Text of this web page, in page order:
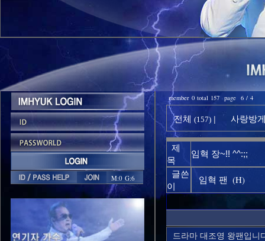
M:0 G:6
member 0 total 157 page 6 / 4
전체 (157) | 사랑방
제
목
임혁 장~!! ^^:;;
글쓴
이
임혁 팬 (H)
드라마 대조영 왕팬입니